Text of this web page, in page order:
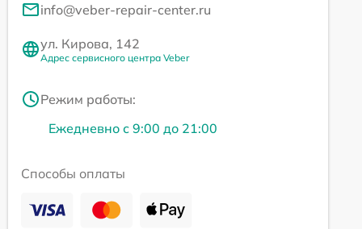
info@veber-repair-center.ru
ул. Кирова, 142
Адрес сервисного центра Veber
Режим работы:
Ежедневно с 9:00 до 21:00
Способы оплаты